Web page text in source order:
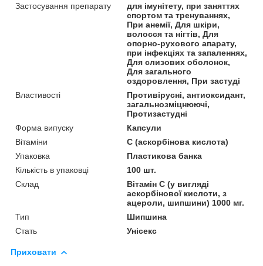
Застосування препарату
для імунітету, при заняттях
спортом та тренуваннях,
При анемії, Для шкіри,
волосся та нігтів, Для
опорно-рухового апарату,
при інфекціях та запаленнях,
Для слизових оболонок,
Для загального
оздоровлення, При застуді
Властивості
Противірусні, антиоксидант,
загальнозміцнюючі,
Протизастудні
Форма випуску
Капсули
Вітаміни
С (аскорбінова кислота)
Упаковка
Пластикова банка
Кількість в упаковці
100 шт.
Склад
Вітамін C (у вигляді
аскорбінової кислоти, з
ацероли, шипшини) 1000 мг.
Тип
Шипшина
Стать
Унісекс
Приховати